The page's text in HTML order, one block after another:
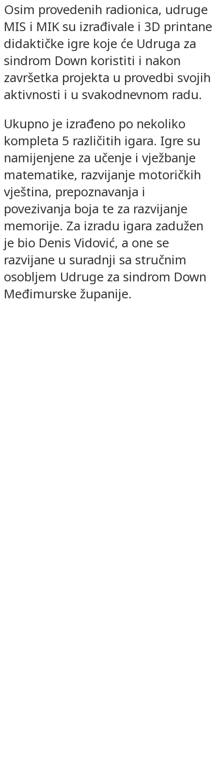
Osim provedenih radionica, udruge
MIS i MIK su izrađivale i 3D printane
didaktičke igre koje će Udruga za
sindrom Down koristiti i nakon
završetka projekta u provedbi svojih
aktivnosti i u svakodnevnom radu.
Ukupno je izrađeno po nekoliko
kompleta 5 različitih igara. Igre su
namijenjene za učenje i vježbanje
matematike, razvijanje motoričkih
vještina, prepoznavanja i
povezivanja boja te za razvijanje
memorije. Za izradu igara zadužen
je bio Denis Vidović, a one se
razvijane u suradnji sa stručnim
osobljem Udruge za sindrom Down
Međimurske županije.